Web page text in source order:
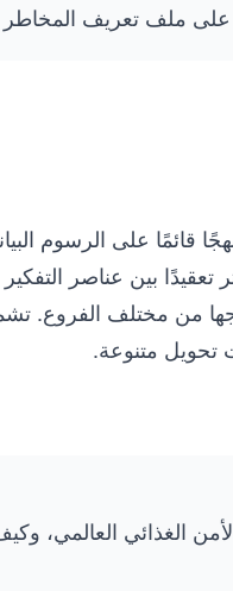
على ملف تعريف
على الرسوم
بين عناصر التفكير
من مختلف الفروع.
تحويل متنوعة.
الغذائي العالمي،